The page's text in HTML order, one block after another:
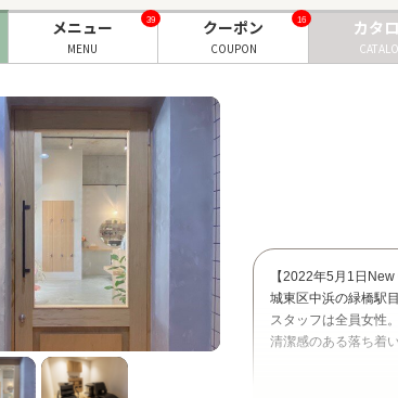
メニュー
MENU
39 クーポン
COUPON
16 カタ
【2022年5月1日New
城東区中浜の緑橋駅
スタッフは全員女性
清潔感のある落ち着